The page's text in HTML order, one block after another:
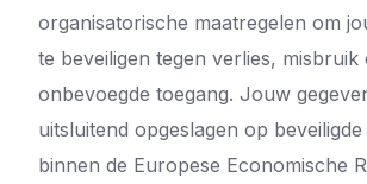
organisatorische maatregelen om
te beveiligen tegen verlies, misbruik
onbevoegde toegang. Jouw
uitsluitend opgeslagen op
binnen de Europese Economische